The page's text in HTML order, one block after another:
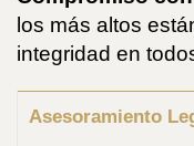
los más altos
integridad en
Asesoramiento